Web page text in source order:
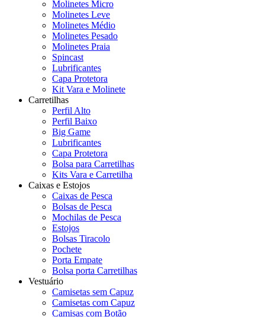
Molinetes Micro
Molinetes Leve
Molinetes Médio
Molinetes Pesado
Molinetes Praia
Spincast
Lubrificantes
Capa Protetora
Kit Vara e Molinete
Carretilhas
Perfil Alto
Perfil Baixo
Big Game
Lubrificantes
Capa Protetora
Bolsa para Carretilhas
Kits Vara e Carretilha
Caixas e Estojos
Caixas de Pesca
Bolsas de Pesca
Mochilas de Pesca
Estojos
Bolsas Tiracolo
Pochete
Porta Empate
Bolsa porta Carretilhas
Vestuário
Camisetas sem Capuz
Camisetas com Capuz
Camisas com Botão